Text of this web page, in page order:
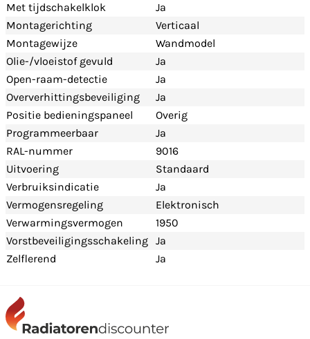
Met tijdschakelklok
Ja
Montagerichting
Verticaal
Montagewijze
Wandmodel
Olie-/vloeistof gevuld
Ja
Open-raam-detectie
Ja
Oververhittingsbeveiliging
Ja
Positie bedieningspaneel
Overig
Programmeerbaar
Ja
RAL-nummer
9016
Uitvoering
Standaard
Verbruiksindicatie
Ja
Vermogensregeling
Elektronisch
Verwarmingsvermogen
1950
Vorstbeveiligingsschakeling Ja
Zelflerend
Ja